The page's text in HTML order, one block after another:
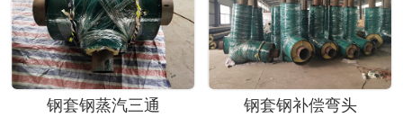
钢套钢蒸汽三通 钢套钢补偿弯头